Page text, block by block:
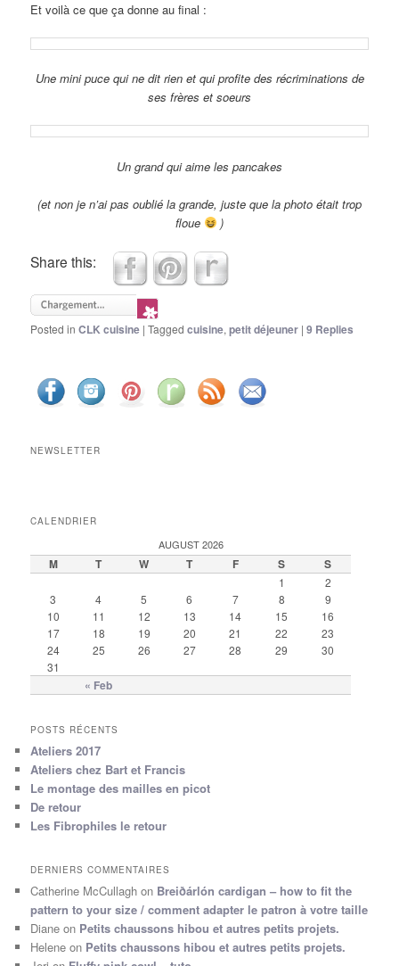
Et voilà ce que ça donne au final :
Une mini puce qui ne dit rien et qui profite des récriminations de
ses frères et soeurs
Un grand qui aime les pancakes
(et non je n’ai pas oublié la grande, juste que la photo était trop
floue
)
Share this:
Posted in CLK cuisine |Tagged cuisine,petit déjeuner |9 Replies
NEWSLETTER
CALENDRIER
AUGUST 2026
M T W T F S S
« Feb
1
2
3
4 5 6 7 8
9
10
11 12 13 14 15
16
17
18 19 20 21 22
23
24
25 26 27 28 29
30
31
POSTS RÉCENTS
Ateliers 2017
Ateliers chez Bart et Francis
Le montage des mailles en picot
De retour
Les Fibrophiles le retour
DERNIERS COMMENTAIRES
Catherine McCullagh on Breiðárlón cardigan – how to fit the
pattern to your size / comment adapter le patron à votre taille
Diane on Petits chaussons hibou et autres petits projets.
Helene on Petits chaussons hibou et autres petits projets.